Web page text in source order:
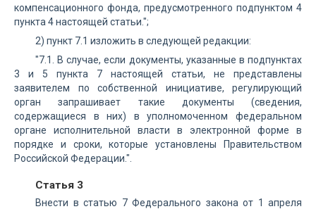
компенсационного фонда, предусмотренного подпунктом 4
пункта 4 настоящей статьи.";
2) пункт 7.1 изложить в следующей редакции:
"7.1. В случае, если документы, указанные в подпунктах
3 и 5 пункта 7 настоящей статьи, не представлены
заявителем по собственной инициативе, регулирующий
орган запрашивает такие документы (сведения,
содержащиеся в них) в уполномоченном федеральном
органе исполнительной власти в электронной форме в
порядке и сроки, которые установлены Правительством
Российской Федерации.".
Статья 3
Внести в статью 7 Федерального закона от 1 апреля